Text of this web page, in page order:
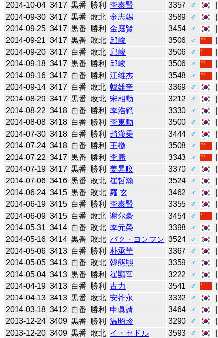
2014-10-04 3417 黒番 勝利 李泰賢 3357 ♂
2014-09-30 3417 黒番 敗北 金志錫 3589 ♂
2014-09-25 3417 黒番 勝利 金庭賢 3454 ♂
2014-09-21 3417 黒番 敗北 邱峻 3506 ♂
2014-09-20 3417 白番 敗北 邱峻 3506 ♂
2014-09-18 3417 黒番 勝利 邱峻 3506 ♂
2014-09-16 3417 白番 勝利 江维杰 3548 ♂
2014-09-14 3417 白番 敗北 韓雄奎 3369 ♂
2014-08-29 3417 黒番 敗北 宋相勳 3212 ♂
2014-08-22 3418 白番 勝利 李浩範 3330 ♂
2014-08-08 3418 白番 勝利 李東勳 3500 ♂
2014-07-30 3418 白番 勝利 趙漢乗 3444 ♂
2014-07-24 3418 白番 勝利 王檄 3508 ♂
2014-07-22 3417 黒番 勝利 李康 3343 ♂
2014-07-19 3417 黒番 勝利 姜昇旼 3370 ♂
2014-07-06 3416 黒番 敗北 崔哲瀚 3524 ♂
2014-06-24 3415 黒番 敗北 羅 玄 3462 ♂
2014-06-19 3415 白番 勝利 李泰賢 3355 ♂
2014-06-09 3415 白番 敗北 谢尔豪 3454 ♂
2014-05-31 3414 白番 敗北 李元榮 3398 ♂
2014-05-16 3414 黒番 敗北 パク・ヨンフン 3524 ♂
2014-05-06 3413 白番 勝利 朴承華 3367 ♂
2014-05-05 3413 白番 敗北 韓態熙 3359 ♂
2014-05-04 3413 黒番 勝利 崔顯宰 3222 ♂
2014-04-19 3413 白番 勝利 古力 3541 ♂
2014-04-13 3413 黒番 敗北 安祚永 3332 ♂
2014-03-18 3412 白番 勝利 申眞諝 3464 ♂
2013-12-24 3409 黒番 勝利 温昭珍 3290 ♂
2013-12-20 3409 黒番 敗北 イ・セドル 3593 ♂